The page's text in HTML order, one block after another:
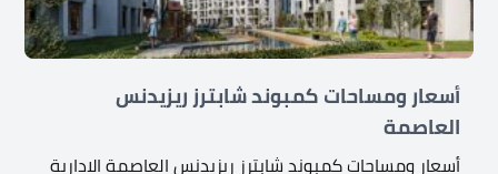
أسعار ومساحات كمبوند شابترز ريزيدنس
العاصمة
أسعار ومساحات كمبوند شابترز ريزيدنس العاصمة الادارية